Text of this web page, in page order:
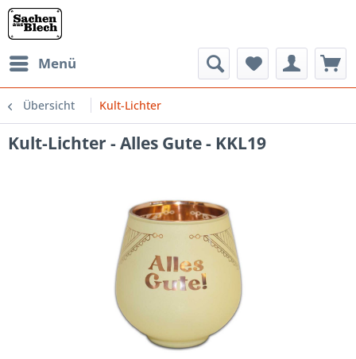
Menü
Übersicht Kult-Lichter
Kult-Lichter - Alles Gute - KKL19